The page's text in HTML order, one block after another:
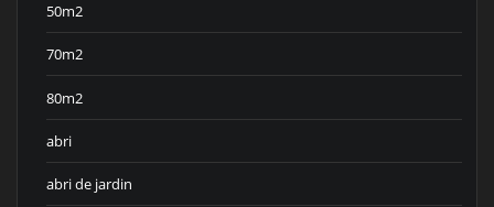
50m2
70m2
80m2
abri
abri de jardin